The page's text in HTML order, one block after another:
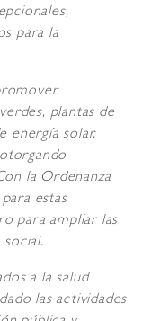
para la
plantas de
energía solar,
la Ordenanza
estas
para ampliar las
a la salud
las actividades